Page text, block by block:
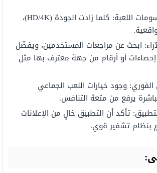
التحقق من رسومات اللعبة: كلما زادت الجودة (HD/4K)،
ابحث عن مراجعات المستخدمين، ويفضّل
أو أرقام من جهة معترف بها مثل
الفوري: وجود خيارات اللعب الجماعي
يرفع من متعة التنافس.
تأكد أن التطبيق خالٍ من الإعلانات
بنظام تشفير قوي.